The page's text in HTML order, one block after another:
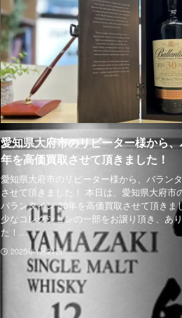
愛知県大府市のリピーター様から
年を高価買取させて頂きました！
愛知県大府市のリピーター様から、バラン
させて頂きました！ 本日は、愛知県大府市
バランタイン 30年を高価買取させて頂きま
少なコレクションの一部をお譲り頂き、あ
た！...
2025年1月21日